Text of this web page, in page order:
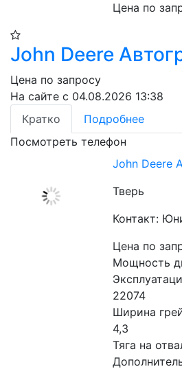
Цена по
John Deere
Цена по запросу
На сайте с 04.08.2026 13:38
Кратко
Подробнее
Посмотреть телефон
John Deere
Тверь
Контакт:
Цена по
Мощность
22074
Ширина
4,3
Тяга на